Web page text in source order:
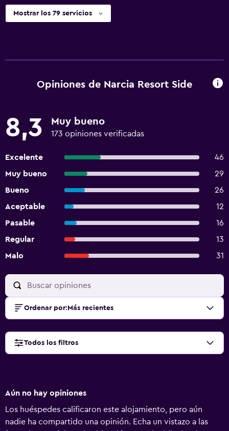
Mostrar los 79 servicios
Opiniones de Narcia Resort Side
8,3 Muy bueno
173 opiniones verificadas
Excelente
46
Muy bueno
29
Bueno
26
Aceptable
12
Pasable
16
Regular
13
Malo
31
Ordenar por: Más recientes
Todos los filtros
Aún no hay opiniones
Los huéspedes calificaron este alojamiento, pero aún
nadie ha compartido una opinión. Echa un vistazo a las